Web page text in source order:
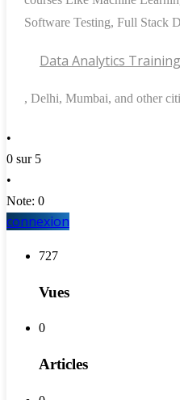
Software Testing, Full Stack
Data Analytics
, Delhi, Mumbai, and other
•
0 sur 5
•
Note: 0
connexion
727
Vues
0
Articles